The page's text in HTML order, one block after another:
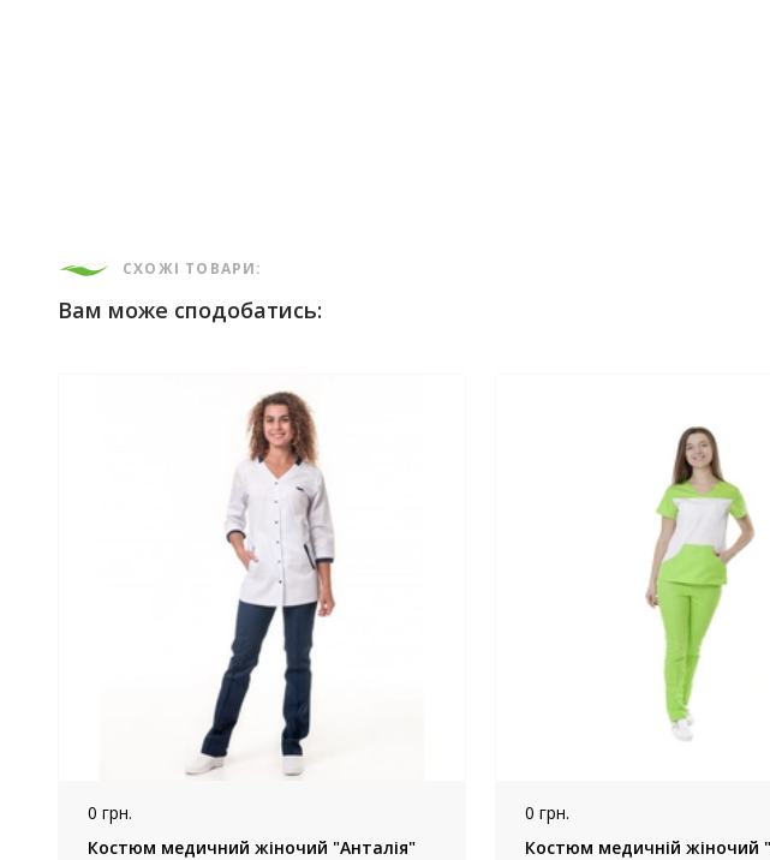
СХОЖІ ТОВАРИ:
Вам може сподобатись:
0 грн.
Костюм медичний жіночий "Анталія"
0 грн.
Костюм медичній жіночий